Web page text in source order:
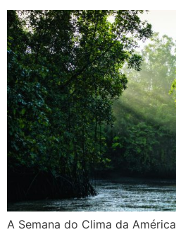
A Semana do Clima da